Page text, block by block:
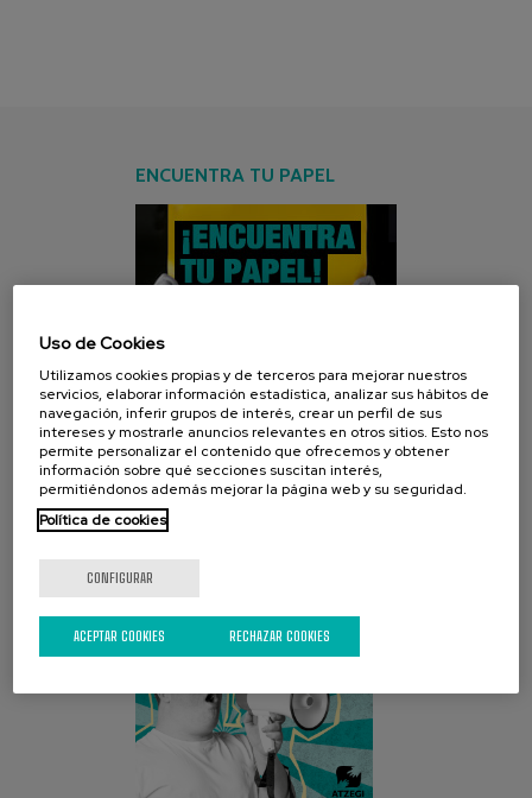
ENCUENTRA TU PAPEL
CAMPAÑA ACTUAL
Uso de Cookies
Utilizamos cookies propias y de terceros para mejorar nuestros
servicios, elaborar información estadística, analizar sus hábitos de
navegación, inferir grupos de interés, crear un perfil de sus
intereses y mostrarle anuncios relevantes en otros sitios. Esto nos
permite personalizar el contenido que ofrecemos y obtener
información sobre qué secciones suscitan interés,
permitiéndonos además mejorar la página web y su seguridad.
Política de cookies
CONFIGURAR
RECHAZAR COOKIES
ACEPTAR COOKIES